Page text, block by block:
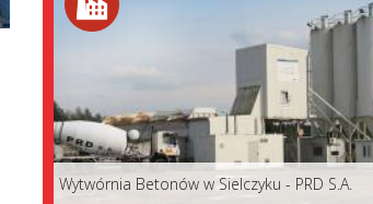
Wytwórnia Betonów w Sielczyku - PRD S.A.